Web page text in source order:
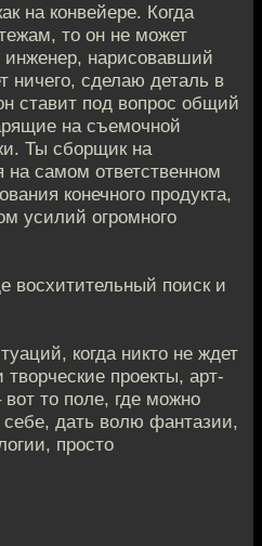
на конвейере. Когда
то он не может
инженер, нарисовавший
ничего, сделаю деталь в
ставит под вопрос общий
на съемочной
Ты сборщик на
самом ответственном
конечного продукта,
усилий огромного
восхитительный поиск и
когда никто не ждет
творческие проекты, арт-
то поле, где можно
себе, дать волю фантазии,
просто